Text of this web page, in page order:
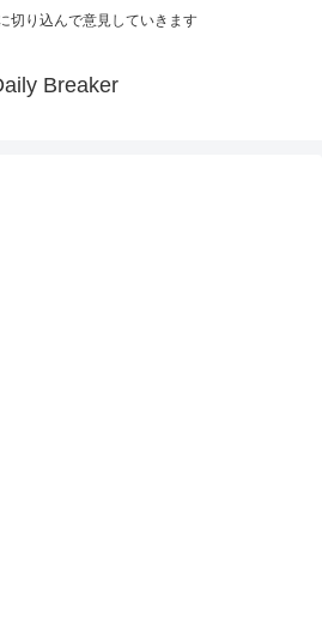
切り込んで意見していきます
Breaker